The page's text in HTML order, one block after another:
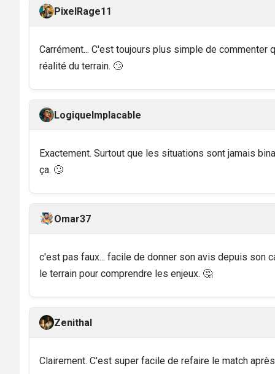
PixelRage11
Carrément... C'est toujours plus simple de commenter
réalité du terrain. 🙄
LogiqueImplacable
Exactement. Surtout que les situations sont jamais
ça. 🙄
Omar37
c'est pas faux... facile de donner son avis depuis son
le terrain pour comprendre les enjeux. 🤔
Zenithal
Clairement. C'est super facile de refaire le match